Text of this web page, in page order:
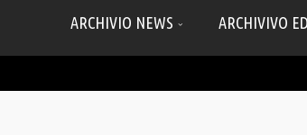
ARCHIVIO NEWS ARCHIVIVO